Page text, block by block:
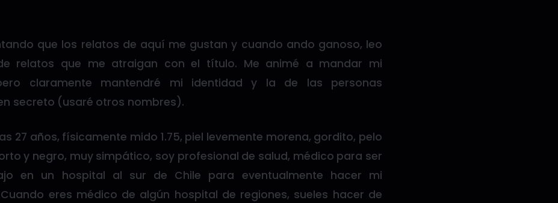
que los relatos de aquí me gustan y cuando ando ganoso, leo
relatos que me atraigan con el título. Me animé a mandar mi
claramente mantendré mi identidad y la de las personas
secreto (usaré otros nombres).
27 años, físicamente mido 1.75, piel levemente morena, gordito, pelo
y negro, muy simpático, soy profesional de salud, médico para ser
en un hospital al sur de Chile para eventualmente hacer mi
eres médico de algún hospital de regiones, sueles hacer de